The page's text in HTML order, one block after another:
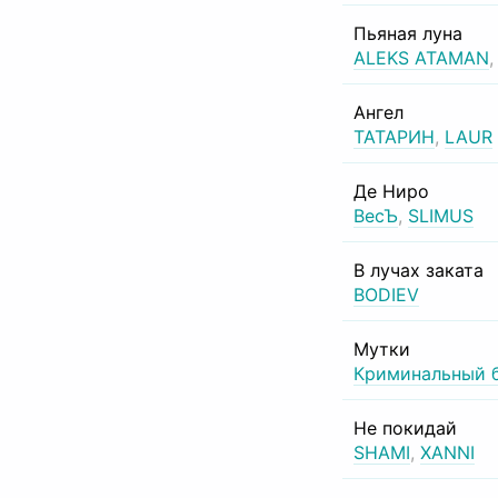
Пьяная луна
ALEKS ATAMAN,
Ангел
ТАТАРИН, LAUR
Де Ниро
ВесЪ, SLIMUS
В лучах заката
BODIEV
Мутки
Криминальный
Не покидай
SHAMI, XANNI